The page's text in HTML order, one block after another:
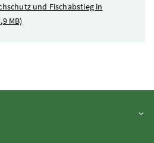
und Fischabstieg in
MB)